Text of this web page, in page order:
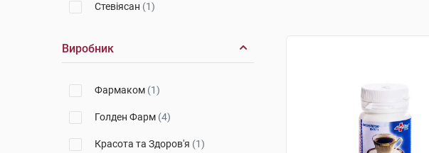
Стевіясан (1)
Виробник
Фармаком (1)
Голден Фарм (4)
Красота та Здоров'я (1)